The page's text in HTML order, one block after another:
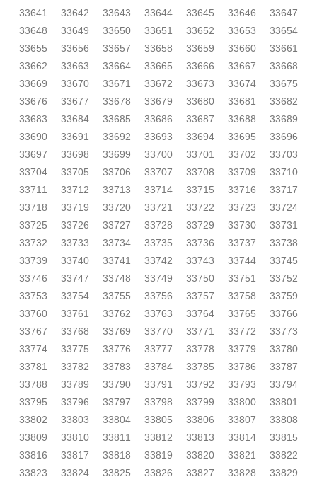
33641
33642 33643 33644 33645 33646
33647
33648
33649 33650 33651 33652 33653
33654
33655
33656 33657 33658 33659 33660
33661
33662
33663 33664 33665 33666 33667
33668
33669
33670 33671 33672 33673 33674
33675
33676
33677 33678 33679 33680 33681
33682
33683
33684 33685 33686 33687 33688
33689
33690
33691 33692 33693 33694 33695
33696
33697
33698 33699 33700 33701 33702
33703
33704
33705 33706 33707 33708 33709
33710
33711
33712 33713 33714 33715 33716
33717
33718
33719 33720 33721 33722 33723
33724
33725
33726 33727 33728 33729 33730
33731
33732
33733 33734 33735 33736 33737
33738
33739
33740 33741 33742 33743 33744
33745
33746
33747 33748 33749 33750 33751
33752
33753
33754 33755 33756 33757 33758
33759
33760
33761 33762 33763 33764 33765
33766
33767
33768 33769 33770 33771 33772
33773
33774
33775 33776 33777 33778 33779
33780
33781
33782 33783 33784 33785 33786
33787
33788
33789 33790 33791 33792 33793
33794
33795
33796 33797 33798 33799 33800
33801
33802
33803 33804 33805 33806 33807
33808
33809
33810 33811 33812 33813 33814
33815
33816
33817 33818 33819 33820 33821
33822
33823
33824 33825 33826 33827 33828
33829